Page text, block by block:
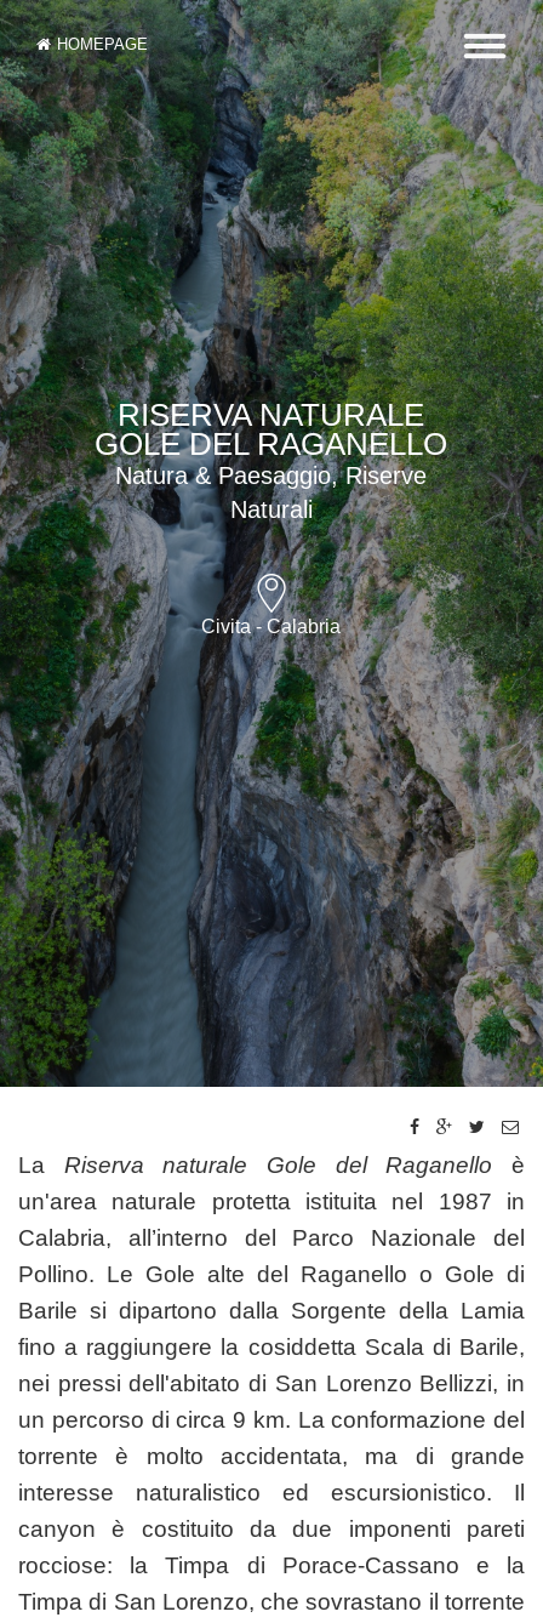
HOMEPAGE
RISERVA NATURALE
GOLE DEL RAGANELLO
Natura & Paesaggio, Riserve
Naturali
Civita - Calabria
La Riserva naturale Gole del Raganello è
un'area naturale protetta istituita nel 1987 in
Calabria, all’interno del Parco Nazionale del
Pollino. Le Gole alte del Raganello o Gole di
Barile si dipartono dalla Sorgente della Lamia
fino a raggiungere la cosiddetta Scala di Barile,
nei pressi dell'abitato di San Lorenzo Bellizzi, in
un percorso di circa 9 km. La conformazione del
torrente è molto accidentata, ma di grande
interesse naturalistico ed escursionistico. Il
canyon è costituito da due imponenti pareti
rocciose: la Timpa di Porace-Cassano e la
Timpa di San Lorenzo, che sovrastano il torrente